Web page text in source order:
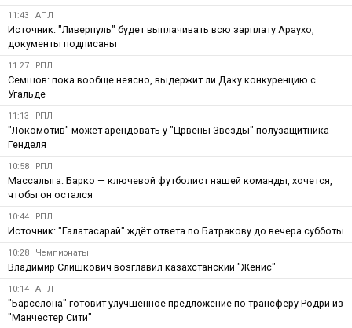
11:43 АПЛ
Источник: "Ливерпуль" будет выплачивать всю зарплату Араухо,
документы подписаны
11:27 РПЛ
Семшов: пока вообще неясно, выдержит ли Даку конкуренцию с
Угальде
11:13 РПЛ
"Локомотив" может арендовать у "Црвены Звезды" полузащитника
Генделя
10:58 РПЛ
Массалыга: Барко — ключевой футболист нашей команды, хочется,
чтобы он остался
10:44 РПЛ
Источник: "Галатасарай" ждёт ответа по Батракову до вечера субботы
10:28 Чемпионаты
Владимир Слишкович возглавил казахстанский "Женис"
10:14 АПЛ
"Барселона" готовит улучшенное предложение по трансферу Родри из
"Манчестер Сити"